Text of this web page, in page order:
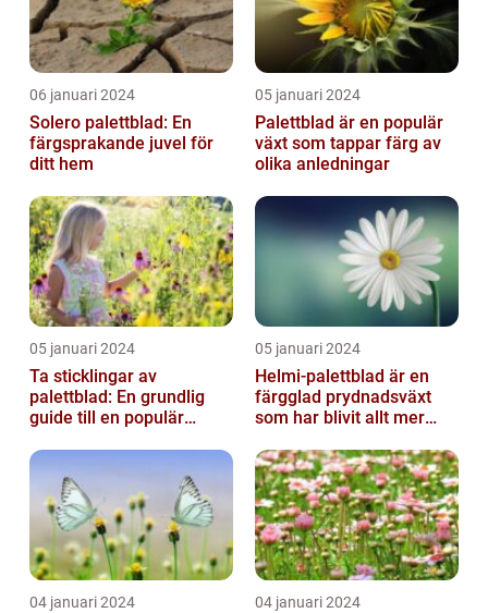
06 januari 2024
Solero palettblad: En
färgsprakande juvel för
ditt hem
05 januari 2024
Palettblad är en populär
växt som tappar färg av
olika anledningar
05 januari 2024
Ta sticklingar av
palettblad: En grundlig
guide till en populär
05 januari 2024
Helmi-palettblad är en
färgglad prydnadsväxt
som har blivit allt mer
trädgårdsentusias...
04 januari 2024 04 januari 2024